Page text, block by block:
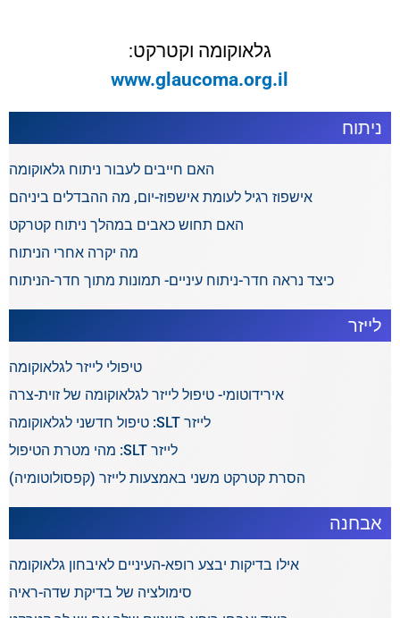
גלאוקומה וקטרקט:
www.glaucoma.org.il
ניתוח
האם חייבים לעבור ניתוח גלאוקומה
אישפוז רגיל לעומת אישפוז-יום, מה ההבדלים ביניהם
האם תחוש כאבים במהלך ניתוח קטרקט
מה יקרה אחרי הניתוח
כיצד נראה חדר-ניתוח עיניים- תמונות מתוך חדר-הניתוח
לייזר
טיפולי לייזר לגלאוקומה
אירידוטומי- טיפול לייזר לגלאוקומה של זוית-צרה
לייזר SLT: טיפול חדשני לגלאוקומה
לייזר SLT: מהי מטרת הטיפול
הסרת קטרקט משני באמצעות לייזר (קפסולוטומיה)
אבחנה
אילו בדיקות יבצע רופא-העיניים לאיבחון גלאוקומה
סימולציה של בדיקת שדה-ראיה